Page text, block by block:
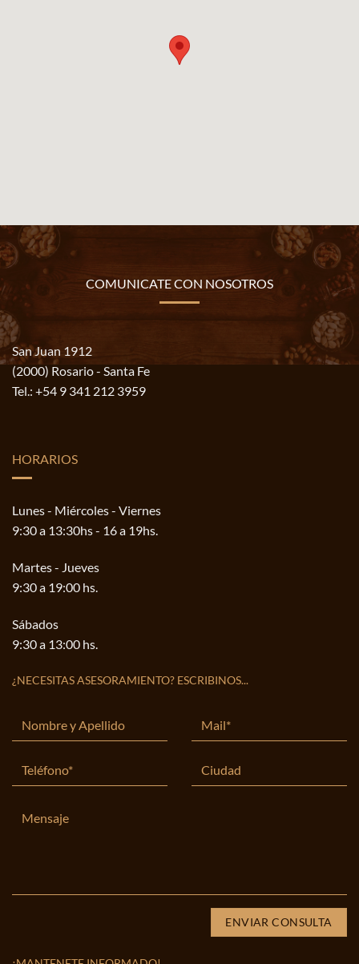
COMUNICATE CON NOSOTROS
San Juan 1912
(2000) Rosario - Santa Fe
Tel.: +54 9 341 212 3959
HORARIOS
Lunes - Miércoles - Viernes
9:30 a 13:30hs - 16 a 19hs.
Martes - Jueves
9:30 a 19:00 hs.
Sábados
9:30 a 13:00 hs.
¿NECESITAS ASESORAMIENTO? ESCRIBINOS...